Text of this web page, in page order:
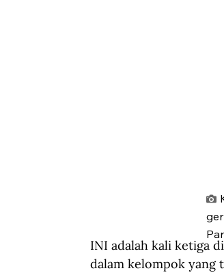
INI adalah kali ketiga
dalam kelompok yang